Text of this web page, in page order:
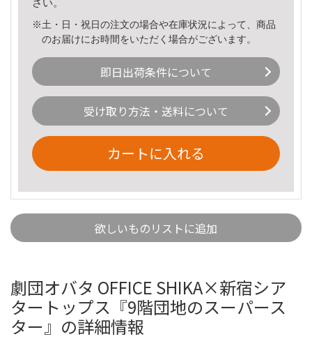
※土・日・祝日の注文の場合や在庫状況によって、商品
のお届けにお時間をいただく場合がございます。
即日出荷条件について
受け取り方法・送料について
カートに入れる
欲しいものリストに追加
劇団オバタ OFFICE SHIKA×新宿シア
タートップス『9階団地のスーパース
ター』の詳細情報